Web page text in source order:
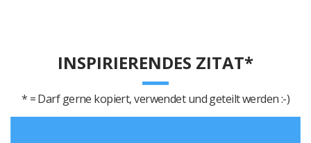
INSPIRIERENDES ZITAT*
* = Darf gerne kopiert, verwendet und geteilt werden :-)